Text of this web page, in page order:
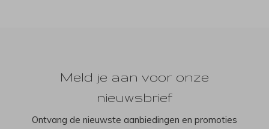
Meld je aan voor onze
nieuwsbrief
Ontvang de nieuwste aanbiedingen en promoties